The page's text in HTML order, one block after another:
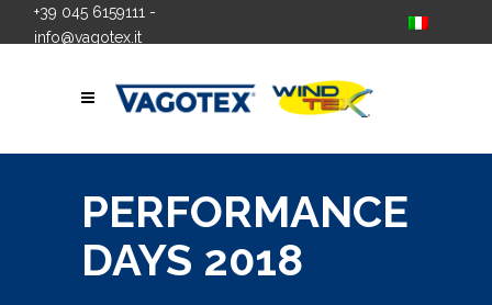
+39 045 6159111 -
info@vagotex.it
PERFORMANCE
DAYS 2018